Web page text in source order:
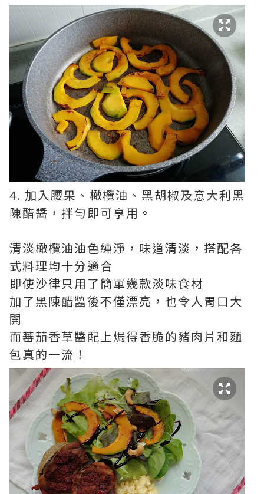
4. 加入腰果、橄欖油、黑胡椒及意大利黑
陳醋醬，拌勻即可享用。
清淡橄欖油油色純淨，味道清淡，搭配各
式料理均十分適合
即使沙律只用了簡單幾款淡味食材
加了黑陳醋醬後不僅漂亮，也令人胃口大
開
而蕃茄香草醬配上焗得香脆的豬肉片和麵
包真的一流！